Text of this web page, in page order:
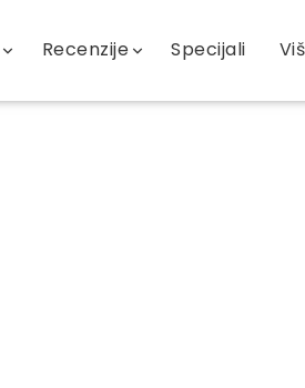
Recenzije Specijali